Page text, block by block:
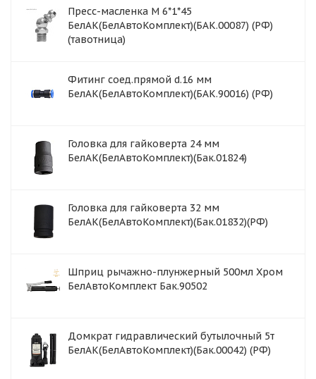
Пресс-масленка М 6*1*45
БелАК(БелАвтоКомплект)(БАК.00087) (РФ)
(тавотница)
Фитинг соед.прямой d.16 мм
БелАК(БелАвтоКомплект)(БАК.90016) (РФ)
Головка для гайковерта 24 мм
БелАК(БелАвтоКомплект)(Бак.01824)
Головка для гайковерта 32 мм
БелАК(БелАвтоКомплект)(Бак.01832)(РФ)
Шприц рычажно-плунжерный 500мл Хром
БелАвтоКомплект Бак.90502
Домкрат гидравлический бутылочный 5т
БелАК(БелАвтоКомплект)(Бак.00042) (РФ)